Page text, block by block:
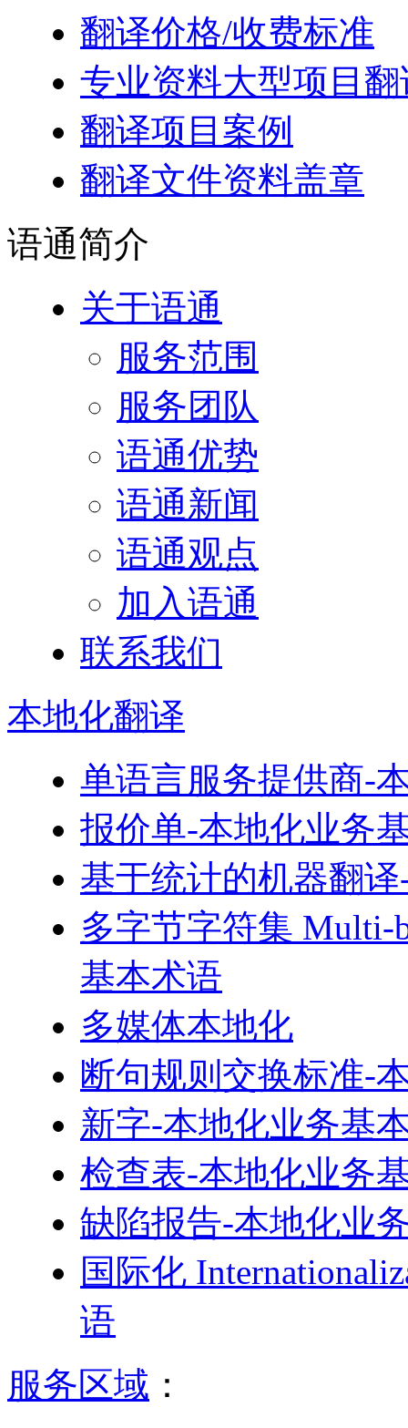
翻译价格/收费标准
专业资料大型项目翻
翻译项目案例
翻译文件资料盖章
语通简介
关于语通
服务范围
服务团队
语通优势
语通新闻
语通观点
加入语通
联系我们
本地化翻译
单语言服务提供商-
报价单-本地化业务
基于统计的机器翻
多字节字符集 Multi-
基本术语
多媒体本地化
断句规则交换标准-
新字-本地化业务基
检查表-本地化业务
缺陷报告-本地化业
国际化
语
服务区域 ：